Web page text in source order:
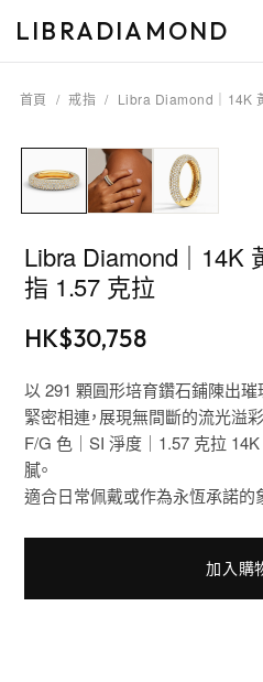
LIBRADIAMOND
首頁 / 戒指 / Libra Diamond｜14K
Libra Diamond｜14K
指 1.57 克拉
HK$30,758
以 291 顆圓形培育鑽石鋪陳出璀
緊密相連，展現無間斷的流光溢彩
F/G 色｜SI 淨度｜1.57 克拉 14K
膩。
適合日常佩戴或作為永恆承諾的
加入購